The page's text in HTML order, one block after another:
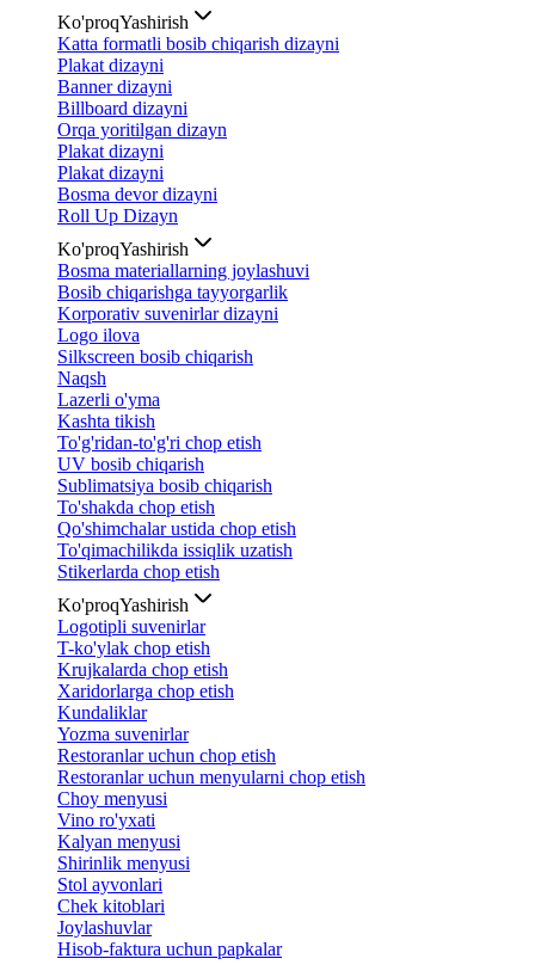
Ko'proqYashirish
Katta formatli bosib chiqarish dizayni
Plakat dizayni
Banner dizayni
Billboard dizayni
Orqa yoritilgan dizayn
Plakat dizayni
Plakat dizayni
Bosma devor dizayni
Roll Up Dizayn
Ko'proqYashirish
Bosma materiallarning joylashuvi
Bosib chiqarishga tayyorgarlik
Korporativ suvenirlar dizayni
Logo ilova
Silkscreen bosib chiqarish
Naqsh
Lazerli o'yma
Kashta tikish
To'g'ridan-to'g'ri chop etish
UV bosib chiqarish
Sublimatsiya bosib chiqarish
To'shakda chop etish
Qo'shimchalar ustida chop etish
To'qimachilikda issiqlik uzatish
Stikerlarda chop etish
Ko'proqYashirish
Logotipli suvenirlar
T-ko'ylak chop etish
Krujkalarda chop etish
Xaridorlarga chop etish
Kundaliklar
Yozma suvenirlar
Restoranlar uchun chop etish
Restoranlar uchun menyularni chop etish
Choy menyusi
Vino ro'yxati
Kalyan menyusi
Shirinlik menyusi
Stol ayvonlari
Chek kitoblari
Joylashuvlar
Hisob-faktura uchun papkalar